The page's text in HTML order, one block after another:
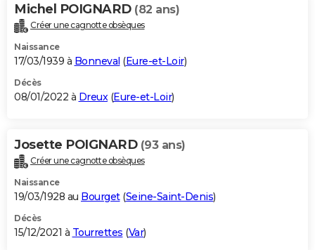
Michel POIGNARD (82 ans)
Créer une cagnotte obsèques
Naissance
17/03/1939 à Bonneval (Eure-et-Loir)
Décès
08/01/2022 à Dreux(Eure-et-Loir)
Josette POIGNARD (93 ans)
Créer une cagnotte obsèques
Naissance
19/03/1928 au Bourget(Seine-Saint-Denis)
Décès
15/12/2021 à Tourrettes (Var)